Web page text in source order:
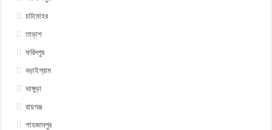
চাটমোহর
তাড়াশ
ফরিদপুর
বড়াইগ্রাম
ভাঙ্গুড়া
রায়গঞ্জ
শাহজাদপুর